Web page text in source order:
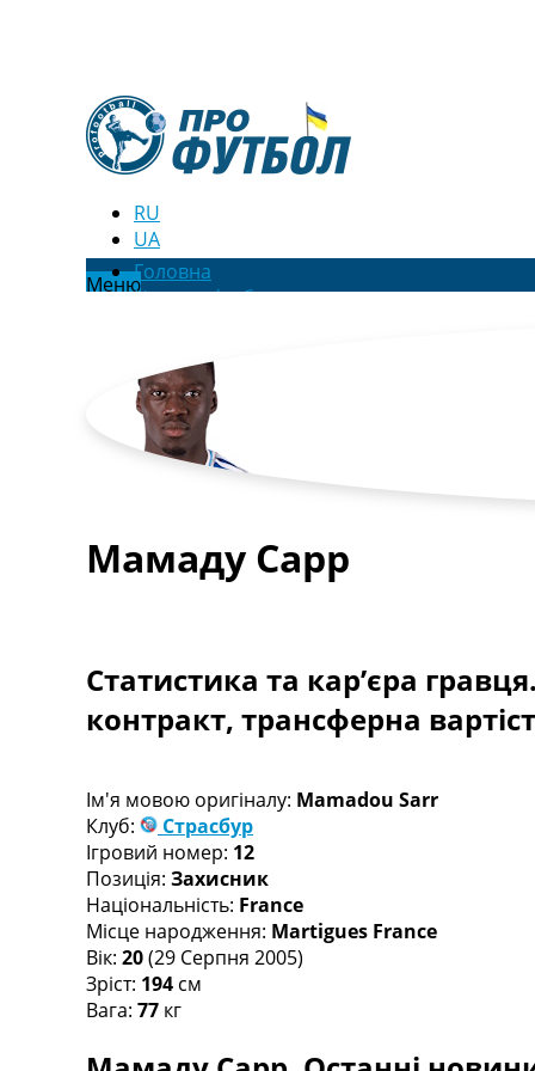
RU
UA
МенюГоловна
Новини футболу
Футбольні трансфери
Останні коментарі
Конкурс прогнозів
Логін
Рейтінги
Турніри
Чемпіонат Світу
Англія. Прем’єр-Ліга
Іспанія. Ла Ліга
Ще Турніри >>>
Чемпіонат Світу. Турнирні таблиці
Таблиця УПЛ
Перша Ліга
Таблиця АПЛ
Таблиця Ла Ліги
Таблиця Ліги Чемпіонів
Всі таблиці >>>
Рейтинги
Рейтинг ФІФА
Мамаду Сарр
Статистика та кар’єра
контракт, трансферна
Ім'я мовою оригіналу: Mamadou Sarr
Клуб:
Страсбур
Ігровий номер: 12
Позиція: Захисник
Національність: France
Місце народження: Martigues France
Вік: 20(29 Серпня 2005)
Зріст: 194 см
Вага: 77 кг